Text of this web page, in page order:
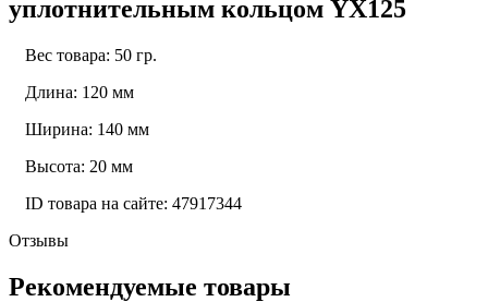
уплотнительным кольцом YX125
Вес товара: 50 гр.
Длина: 120 мм
Ширина: 140 мм
Высота: 20 мм
ID товара на сайте: 47917344
Отзывы
Рекомендуемые товары